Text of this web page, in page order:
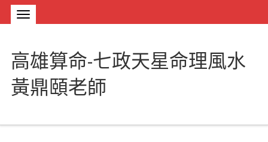
高雄算命-七政天星命理風水
黃鼎頤老師